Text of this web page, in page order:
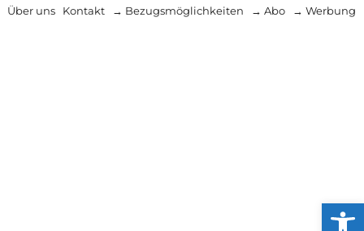
Über uns Kontakt → Bezugsmöglichkeiten → Abo → Werbung